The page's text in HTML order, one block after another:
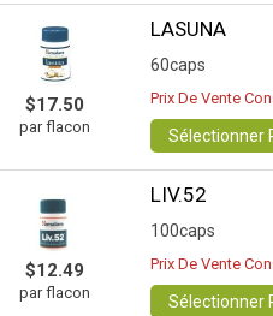
$17.50
par flacon
LASUNA
60caps
Prix De Vente
Sélectionner
$12.49
par flacon
LIV.52
100caps
Prix De Vente
Sélectionner